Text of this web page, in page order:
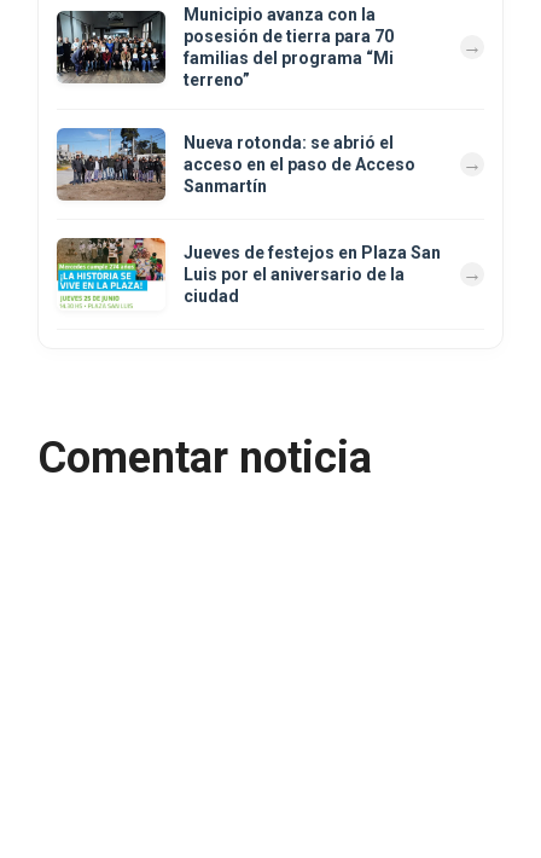
Municipio avanza con la
posesión de tierra para 70
familias del programa “Mi
terreno”
Nueva rotonda: se abrió el
acceso en el paso de Acceso
Sanmartín
Jueves de festejos en Plaza San
Luis por el aniversario de la
ciudad
Comentar noticia